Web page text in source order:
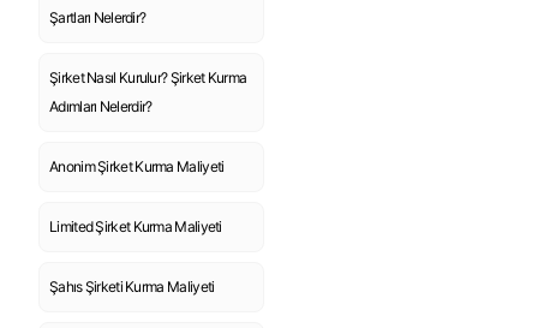
Şartları Nelerdir?
Şirket Nasıl Kurulur? Şirket Kurma
Adımları Nelerdir?
Anonim Şirket Kurma Maliyeti
Limited Şirket Kurma Maliyeti
Şahıs Şirketi Kurma Maliyeti